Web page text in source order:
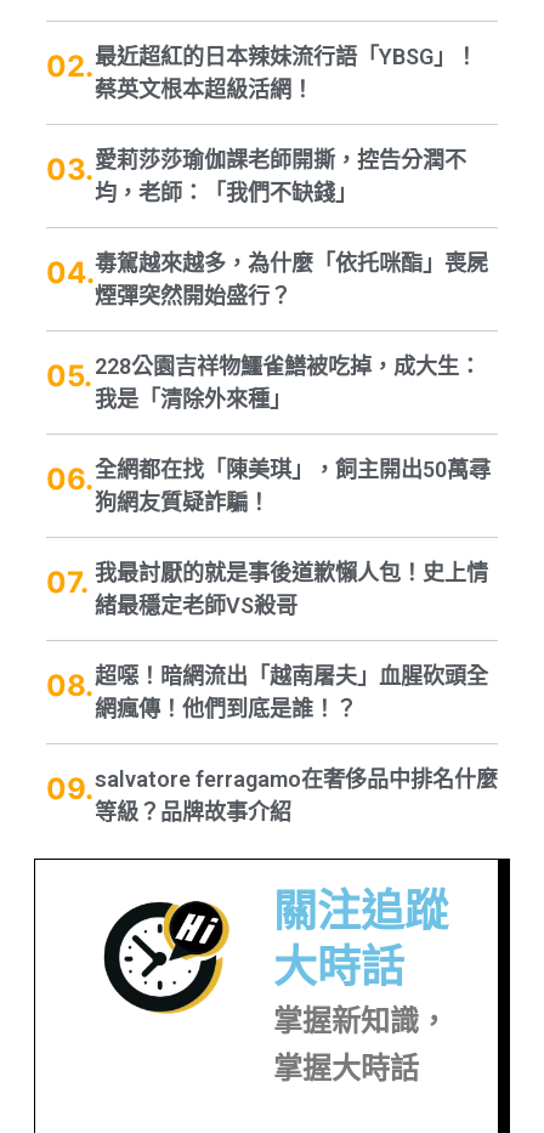
最近超紅的日本辣妹流行語「YBSG」！
蔡英文根本超級活網！
愛莉莎莎瑜伽課老師開撕，控告分潤不
均，老師：「我們不缺錢」
毒駕越來越多，為什麼「依托咪酯」喪屍
煙彈突然開始盛行？
228公園吉祥物鱷雀鱔被吃掉，成大生：
我是「清除外來種」
全網都在找「陳美琪」，飼主開出50萬尋
狗網友質疑詐騙！
我最討厭的就是事後道歉懶人包！史上情
緒最穩定老師VS殺哥
超噁！暗網流出「越南屠夫」血腥砍頭全
網瘋傳！他們到底是誰！？
salvatore ferragamo在奢侈品中排名什麼
等級？品牌故事介紹
關注追蹤
大時話
掌握新知識，
掌握大時話